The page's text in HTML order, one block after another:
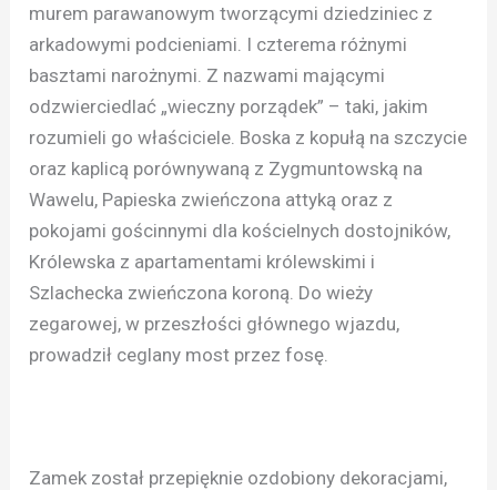
murem parawanowym tworzącymi dziedziniec z
arkadowymi podcieniami. I czterema różnymi
basztami narożnymi. Z nazwami mającymi
odzwierciedlać „wieczny porządek” – taki, jakim
rozumieli go właściciele. Boska z kopułą na szczycie
oraz kaplicą porównywaną z Zygmuntowską na
Wawelu, Papieska zwieńczona attyką oraz z
pokojami gościnnymi dla kościelnych dostojników,
Królewska z apartamentami królewskimi i
Szlachecka zwieńczona koroną. Do wieży
zegarowej, w przeszłości głównego wjazdu,
prowadził ceglany most przez fosę.
Zamek został przepięknie ozdobiony dekoracjami,